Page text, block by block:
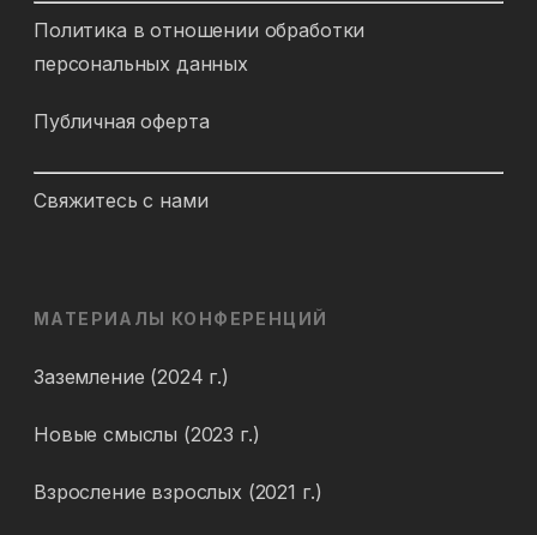
Политика в отношении обработки
персональных данных
Публичная оферта
Свяжитесь с нами
МАТЕРИАЛЫ КОНФЕРЕНЦИЙ
Заземление (2024 г.)
Новые смыслы (2023 г.)
Взросление взрослых (2021 г.)